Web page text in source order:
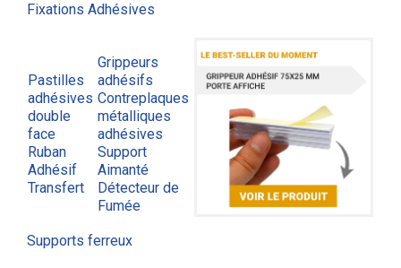
Fixations Adhésives
Pastilles
adhésives
double
face
Ruban
Adhésif
Transfert
Grippeurs
adhésifs
Contreplaques
métalliques
adhésives
Support
Aimanté
Détecteur de
Fumée
Supports ferreux